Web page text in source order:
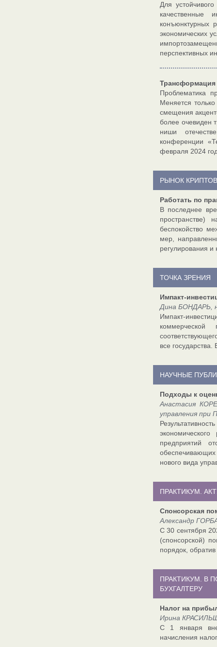
Для
качественные
конъюнктурных
экономических
перспективных
Проблематика
Меняется
смещения
более очевиден
ниши
конференции
февраля 2024
РЫНОК
Работать по
В последнее
пространстве)
беспокойство
мер,
регулирования и
ТОЧКА ЗРЕНИЯ
Импакт-
Дина БОНДАРЬ,
Импакт-
коммерческой
все
НАУЧНЫЕ
Подходы к
Анастасия
управления при
предприятий
обеспечивающих
нового вида
ПРАКТИКУМ.
Спонсорская
Александр
С 30 сентября
(спонсорской)
порядок,
ПРАКТИКУМ. В
БУХГАЛТЕРУ
Налог на
Ирина
С 1 января
начисления